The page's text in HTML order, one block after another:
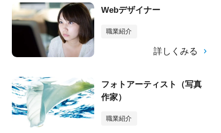
Webデザイナー
職業紹介
詳しくみる
フォトアーティスト（写真
作家）
職業紹介